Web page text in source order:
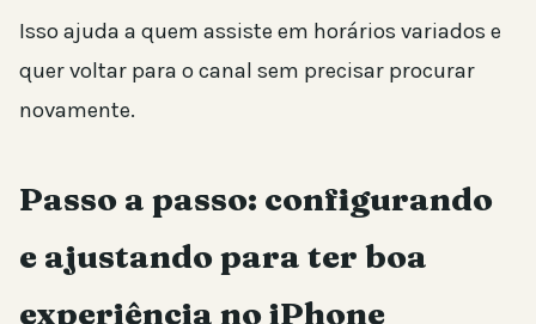
Isso ajuda a quem assiste em horários variados e
quer voltar para o canal sem precisar procurar
novamente.
Passo a passo: configurando
e ajustando para ter boa
experiência no iPhone